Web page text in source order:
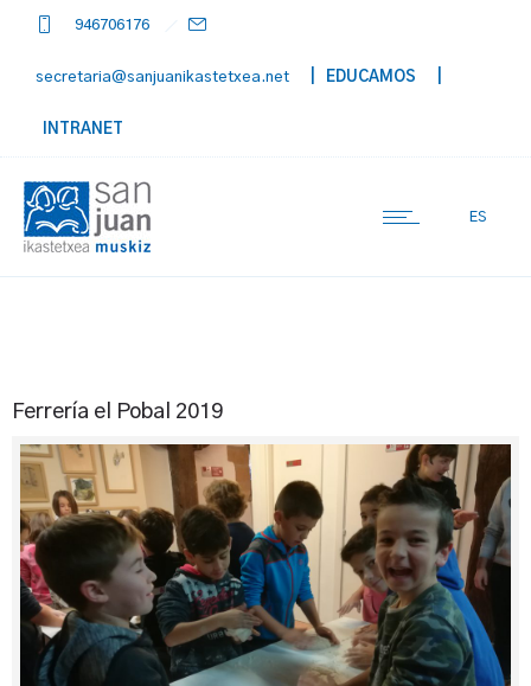
946706176
secretaria@sanjuanikastetxea.net | EDUCAMOS
INTRANET
ES
Ferrería el Pobal 2019